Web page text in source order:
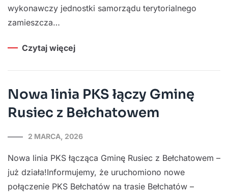
wykonawczy jednostki samorządu terytorialnego
zamieszcza…
Czytaj więcej
Nowa linia PKS łączy Gminę
Rusiec z Bełchatowem
2 MARCA, 2026
Nowa linia PKS łącząca Gminę Rusiec z Bełchatowem –
już działa!Informujemy, że uruchomiono nowe
połączenie PKS Bełchatów na trasie Bełchatów –